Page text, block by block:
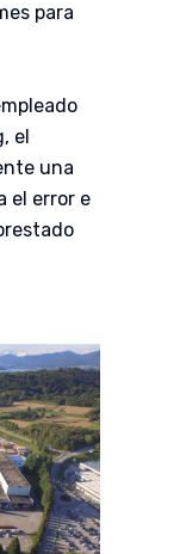
para
el
una
el error e